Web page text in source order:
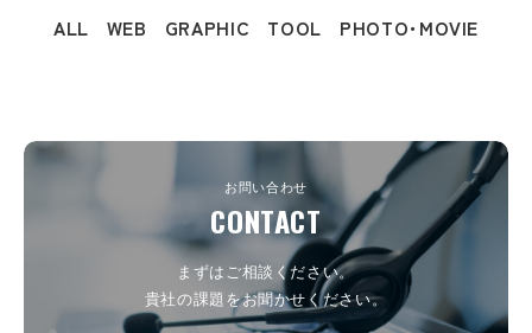
ALL WEB GRAPHIC TOOL PHOTO･MOVIE
お問い合わせ
CONTACT
まずはご相談ください。
貴社の課題をお聞かせください。